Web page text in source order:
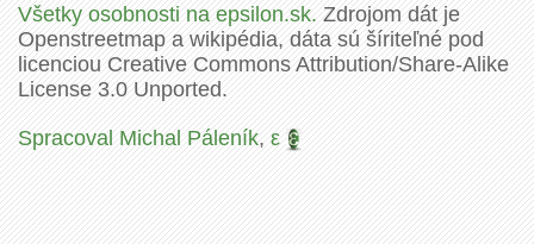
Všetky osobnosti na epsilon.sk.Zdrojom dát je
Openstreetmap a wikipédia, dáta sú šíriteľné pod
licenciou Creative Commons Attribution/Share-Alike
License 3.0 Unported.
Spracoval Michal Páleník,ε